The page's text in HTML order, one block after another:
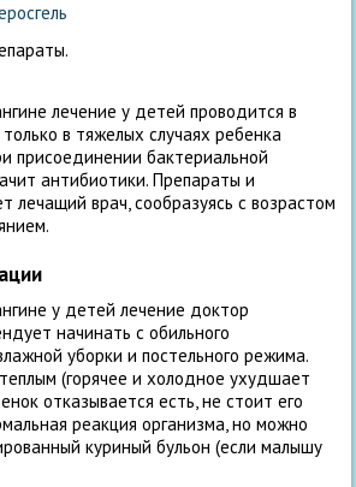
лечение у детей проводится в
в тяжелых случаях ребенка
присоединении бактериальной
антибиотики. Препараты и
лечащий врач, сообразуясь с возрастом
у детей лечение доктор
начинать с обильного
уборки и постельного режима.
(горячее и холодное ухудшает
отказывается есть, не стоит его
реакция организма, но можно
куриный бульон (если малышу